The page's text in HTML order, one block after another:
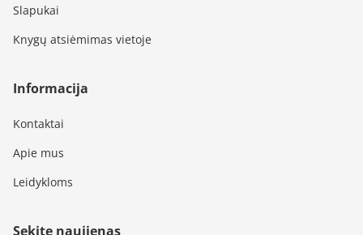
Slapukai
Knygų atsiėmimas vietoje
Informacija
Kontaktai
Apie mus
Leidykloms
Sekite naujienas